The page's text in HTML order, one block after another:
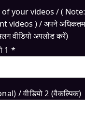
your videos / (
videos ) / अपने अधिकतम
वीडियो अपलोड करें)
1 *
/ वीडियो 2 (वैकल्पिक)